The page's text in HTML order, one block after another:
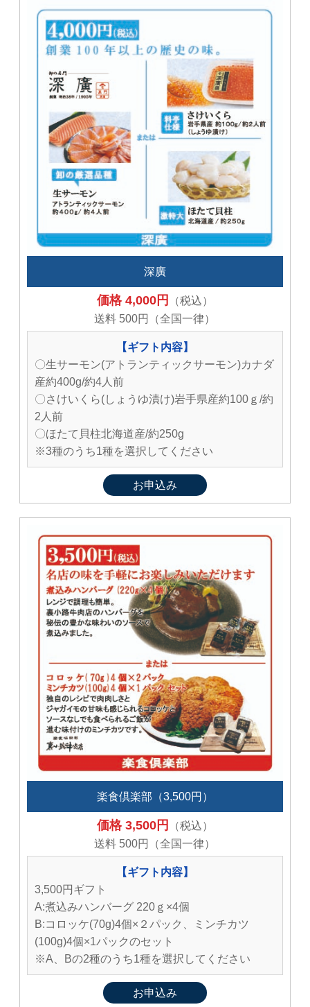
深廣
価格 4,000円
（税込）
送料 500円（全国一律）
【ギフト内容】
〇生サーモン(アトランティックサーモン)カナダ
産約400g/約4人前
〇さけいくら(しょうゆ漬け)岩手県産約100ｇ/約
2人前
〇ほたて貝柱北海道産/約250g
※3種のうち1種を選択してください
お申込み
楽食倶楽部（3,500円）
価格 3,500円
（税込）
送料 500円（全国一律）
【ギフト内容】
3,500円ギフト
A:煮込みハンバーグ 220ｇ×4個
B:コロッケ(70g)4個×２パック、ミンチカツ
(100g)4個×1パックのセット
※A、Bの2種のうち1種を選択してください
お申込み